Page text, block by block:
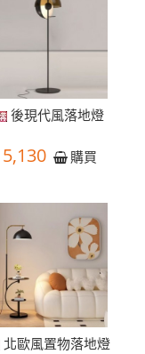
後現代風落地燈
5,130 購買
北歐風置物落地燈